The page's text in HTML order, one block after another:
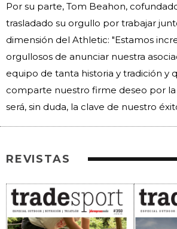
Por su parte, Tom Beahon,
trasladado su orgullo por trabajar
dimensión del Athletic: "Estamos
orgullosos de anunciar nuestra
equipo de tanta historia y tradición y
comparte nuestro firme deseo por la
será, sin duda, la clave de nuestro
REVISTAS